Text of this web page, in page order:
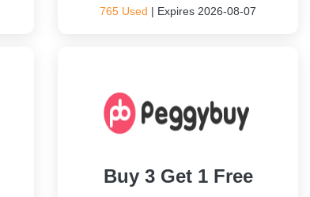
765 Used | Expires 2026-08-07
Buy 3 Get 1 Free